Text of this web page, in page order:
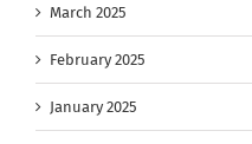
March 2025
February 2025
January 2025